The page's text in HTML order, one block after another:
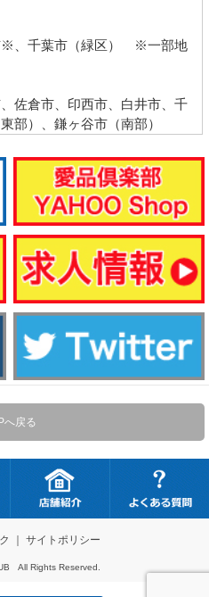
、千葉市（緑区） ※一部地
佐倉市、印西市、白井市、千
部）、鎌ヶ谷市（南部）
へ戻る
サイトポリシー
All Rights Reserved.